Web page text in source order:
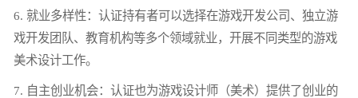
6. 就业多样性：认证持有者可以选择在游戏开发公司、独立游
戏开发团队、教育机构等多个领域就业，开展不同类型的游戏
美术设计工作。
7. 自主创业机会：认证也为游戏设计师（美术）提供了创业的